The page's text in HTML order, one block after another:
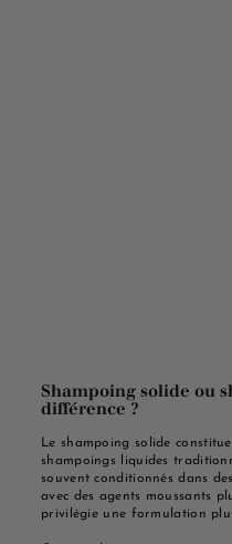
Shampoing solide ou
différence ?
Le shampoing solide
shampoings liquides
souvent conditionnés dans
avec des agents moussants
privilégie une formulation